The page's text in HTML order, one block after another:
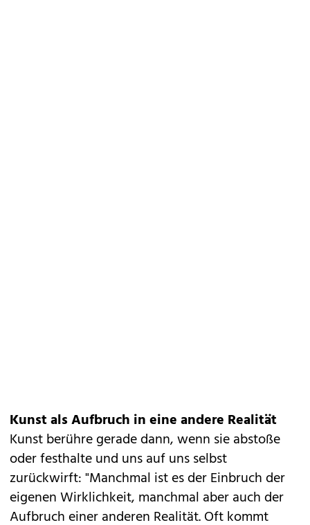
Kunst als Aufbruch in eine andere Realität
Kunst berühre gerade dann, wenn sie abstoße
oder festhalte und uns auf uns selbst
zurückwirft: "Manchmal ist es der Einbruch der
eigenen Wirklichkeit, manchmal aber auch der
Aufbruch einer anderen Realität. Oft kommt